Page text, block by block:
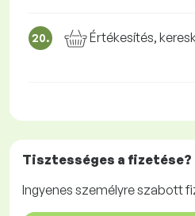
20.
Értékesítés,
Tisztességes a fizetése?
Ingyenes személyre szabott